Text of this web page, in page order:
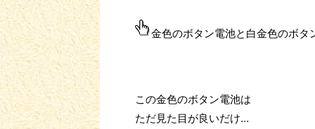
金色のボタン電池と白金色のボタ
この金色のボタン電池は
ただ見た目が良いだけ…